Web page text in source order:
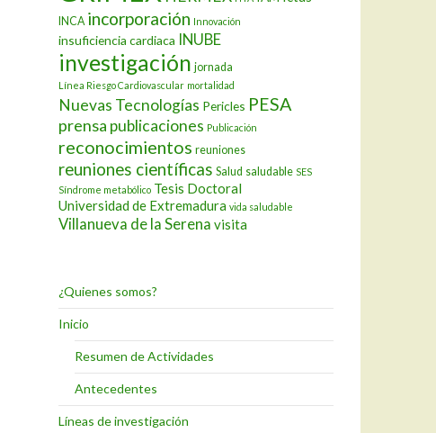
INCA incorporación Innovación
insuficiencia cardiaca INUBE
investigación jornada
Línea Riesgo Cardiovascular mortalidad
Nuevas Tecnologías Pericles PESA
prensa publicaciones Publicación
reconocimientos reuniones
reuniones científicas Salud saludable SES
Síndrome metabólico Tesis Doctoral
Universidad de Extremadura vida saludable
Villanueva de la Serena visita
¿Quienes somos?
Inicio
Resumen de Actividades
Antecedentes
Líneas de investigación